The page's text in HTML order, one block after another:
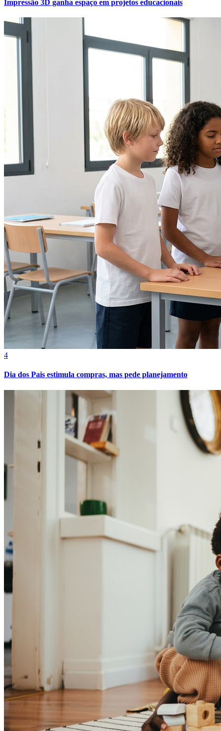
Atlético-MG
Cruzeiro
Bahia
Impressão 3D ganha espaço em projetos educacionais
4
Dia dos Pais estimula compras, mas pede planejamento